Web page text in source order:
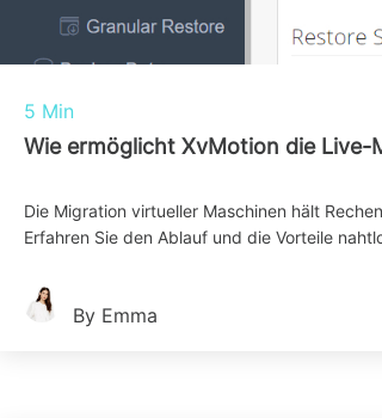
5 Min
Wie ermöglicht XvMotion die
Die Migration virtueller Maschinen hält
Erfahren Sie den Ablauf und die Vorteile
By Emma